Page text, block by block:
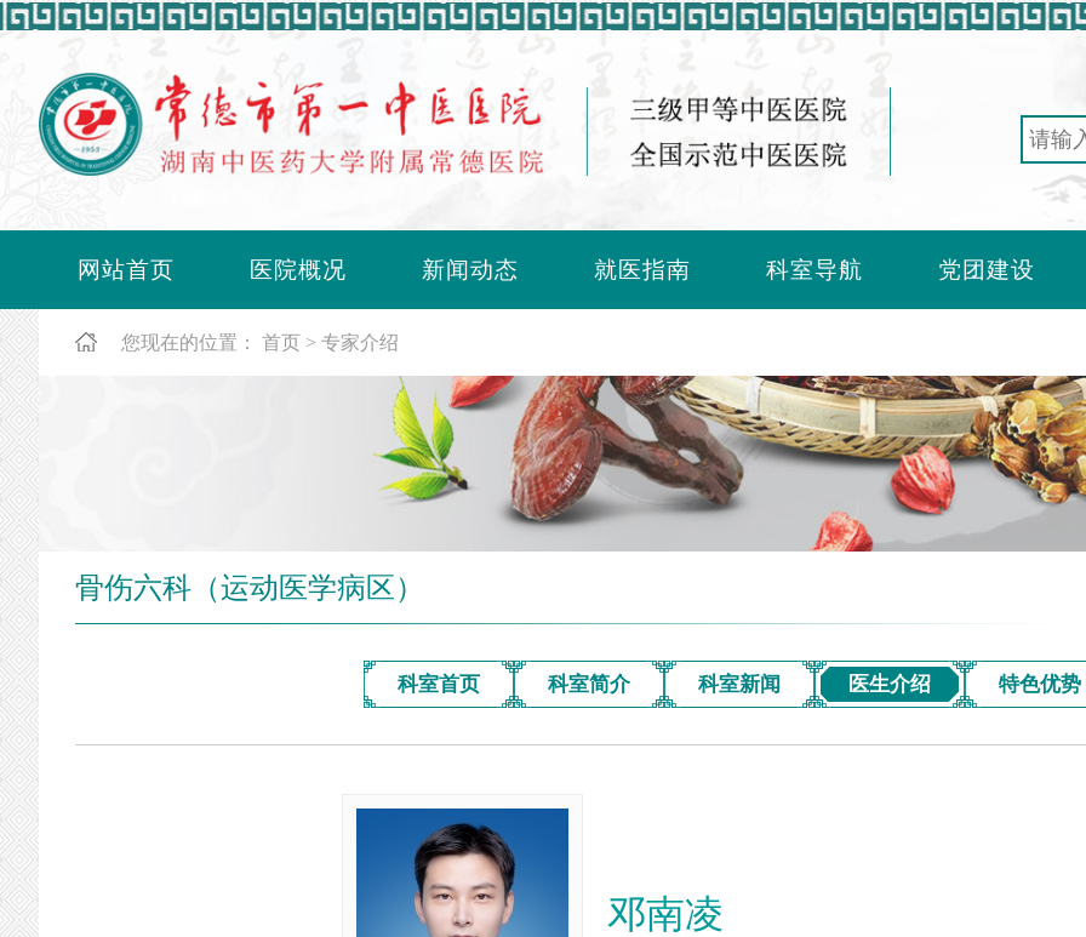
网站首页 医院概况 新闻动态 就医指南 科室导航 党团建设
您现在的位置： 首页 专家介绍
骨伤六科（运动医学病区）
科室首页 科室简介 科室新闻 医生介绍 特色优势
邓南凌